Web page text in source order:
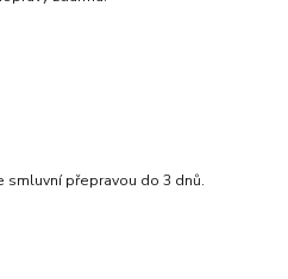
smluvní přepravou do 3 dnů.